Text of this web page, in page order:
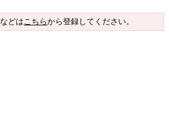
どはこちらから登録してください。